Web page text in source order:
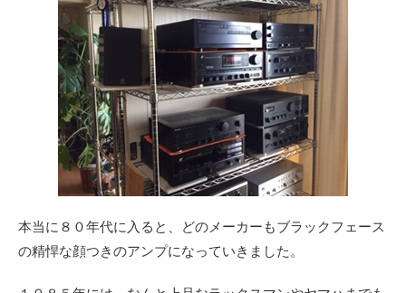
本当に８０年代に入ると、どのメーカーもブラックフェース
の精悍な顔つきのアンプになっていきました。